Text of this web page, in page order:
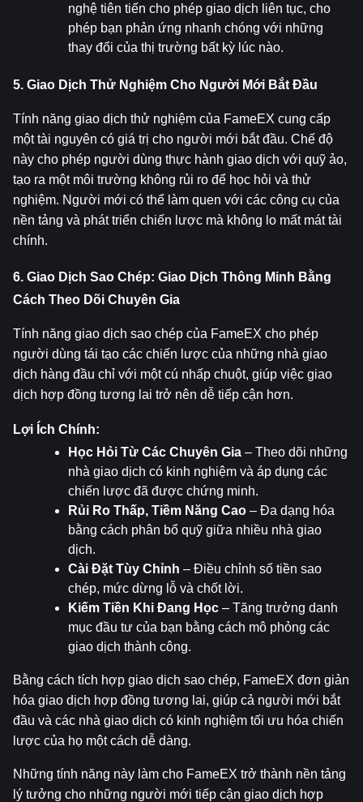
nghệ tiên tiến cho phép giao dịch liên tục, cho
phép bạn phản ứng nhanh chóng với những
thay đổi của thị trường bất kỳ lúc nào.
5. Giao Dịch Thử Nghiệm Cho Người Mới Bắt Đầu
Tính năng giao dịch thử nghiệm của FameEX cung cấp
một tài nguyên có giá trị cho người mới bắt đầu. Chế độ
này cho phép người dùng thực hành giao dịch với quỹ ảo,
tạo ra một môi trường không rủi ro để học hỏi và thử
nghiệm. Người mới có thể làm quen với các công cụ của
nền tảng và phát triển chiến lược mà không lo mất mát tài
chính.
6. Giao Dịch Sao Chép: Giao Dịch Thông Minh Bằng
Cách Theo Dõi Chuyên Gia
Tính năng giao dịch sao chép của FameEX cho phép
người dùng tái tạo các chiến lược của những nhà giao
dịch hàng đầu chỉ với một cú nhấp chuột, giúp việc giao
dịch hợp đồng tương lai trở nên dễ tiếp cận hơn.
Lợi Ích Chính:
Học Hỏi Từ Các Chuyên Gia – Theo dõi những
nhà giao dịch có kinh nghiệm và áp dụng các
chiến lược đã được chứng minh.
Rủi Ro Thấp, Tiềm Năng Cao – Đa dạng hóa
bằng cách phân bổ quỹ giữa nhiều nhà giao
dịch.
Cài Đặt Tùy Chỉnh – Điều chỉnh số tiền sao
chép, mức dừng lỗ và chốt lời.
Kiếm Tiền Khi Đang Học – Tăng trưởng danh
mục đầu tư của bạn bằng cách mô phỏng các
giao dịch thành công.
Bằng cách tích hợp giao dịch sao chép, FameEX đơn giản
hóa giao dịch hợp đồng tương lai, giúp cả người mới bắt
đầu và các nhà giao dịch có kinh nghiệm tối ưu hóa chiến
lược của họ một cách dễ dàng.
Những tính năng này làm cho FameEX trở thành nền tảng
lý tưởng cho những người mới tiếp cận giao dịch hợp